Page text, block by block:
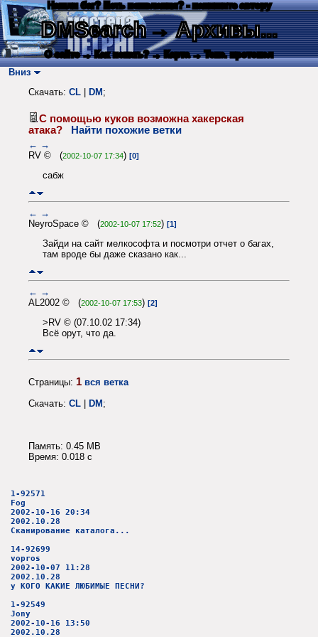
Нашли баг? Есть пожелания? - напишите автору
DMSearch→ Архивы...
О сайте → Как искать? → Карта → Текс. протокол
Вниз
Скачать: CL DM ;
С помощью куков возможна хакерская
атака?
Найти похожие ветки
← →
RV © (2002-10-07 17:34) [0]
сабж
← →
NeyroSpace © (2002-10-07 17:52) [1]
Зайди на сайт мелкософта и посмотри отчет о багах,
там вроде бы даже сказано как...
← →
AL2002 © (2002-10-07 17:53) [2]
>RV © (07.10.02 17:34)
Всё орут, что да.
Страницы: 1 вся ветка
Скачать: CL | DM;
Память: 0.45 MB
Время: 0.018 c
1-92571
Fog
2002-10-16 20:34
2002.10.28
Сканирование каталога...
14-92699
vopros
2002-10-07 11:28
2002.10.28
у КОГО КАКИЕ ЛЮБИМЫЕ ПЕСНИ?
1-92549
Jony
2002-10-16 13:50
2002.10.28